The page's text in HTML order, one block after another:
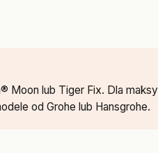
Moon lub Tiger Fix. Dla
od Grohe lub Hansgrohe.